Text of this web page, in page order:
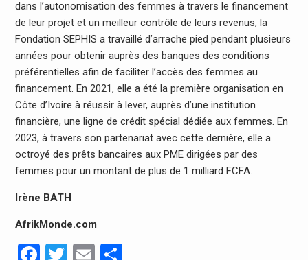
dans l’autonomisation des femmes à travers le financement
de leur projet et un meilleur contrôle de leurs revenus, la
Fondation SEPHIS a travaillé d’arrache pied pendant plusieurs
années pour obtenir auprès des banques des conditions
préférentielles afin de faciliter l’accès des femmes au
financement. En 2021, elle a été la première organisation en
Côte d’Ivoire à réussir à lever, auprès d’une institution
financière, une ligne de crédit spécial dédiée aux femmes. En
2023, à travers son partenariat avec cette dernière, elle a
octroyé des prêts bancaires aux PME dirigées par des
femmes pour un montant de plus de 1 milliard FCFA.
Irène BATH
AfrikMonde.com
Facebook
Twitter
EmailPartager